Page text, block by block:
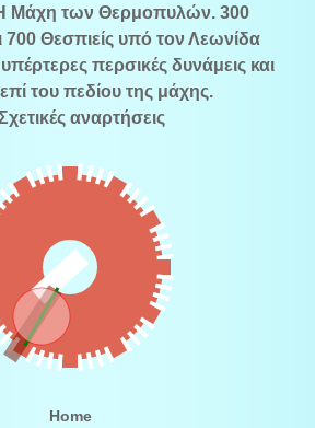
Μάχη των Θερμοπυλών. 300
700 Θεσπιείς υπό τον Λεωνίδα
περσικές δυνάμεις και
του πεδίου της μάχης.
αναρτήσεις
Home